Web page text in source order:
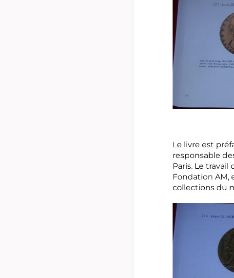
Le livre est
responsable
Paris. Le
Fondation AM,
collections du